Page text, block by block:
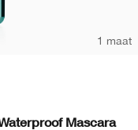
1 maat
Mascara